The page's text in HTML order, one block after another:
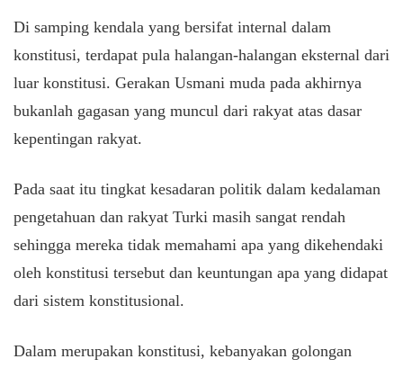
Di samping kendala yang bersifat internal dalam
konstitusi, terdapat pula halangan-halangan eksternal dari
luar konstitusi. Gerakan Usmani muda pada akhirnya
bukanlah gagasan yang muncul dari rakyat atas dasar
kepentingan rakyat.
Pada saat itu tingkat kesadaran politik dalam kedalaman
pengetahuan dan rakyat Turki masih sangat rendah
sehingga mereka tidak memahami apa yang dikehendaki
oleh konstitusi tersebut dan keuntungan apa yang didapat
dari sistem konstitusional.
Dalam merupakan konstitusi, kebanyakan golongan